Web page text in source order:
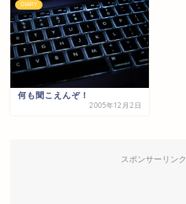
DIARY
何も聞こえんぞ！
2005年12月2日
スポンサーリンク